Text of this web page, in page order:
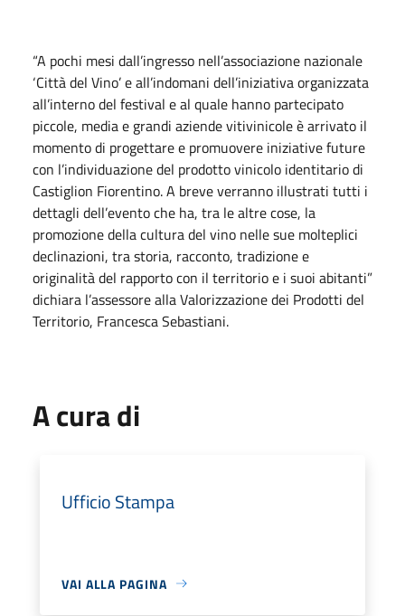
“A pochi mesi dall’ingresso nell’associazione nazionale
‘Città del Vino’ e all’indomani dell’iniziativa organizzata
all’interno del festival e al quale hanno partecipato
piccole, media e grandi aziende vitivinicole è arrivato il
momento di progettare e promuovere iniziative future
con l’individuazione del prodotto vinicolo identitario di
Castiglion Fiorentino. A breve verranno illustrati tutti i
dettagli dell’evento che ha, tra le altre cose, la
promozione della cultura del vino nelle sue molteplici
declinazioni, tra storia, racconto, tradizione e
originalità del rapporto con il territorio e i suoi abitanti”
dichiara l’assessore alla Valorizzazione dei Prodotti del
Territorio, Francesca Sebastiani.
A cura di
Ufficio Stampa
VAI ALLA PAGINA